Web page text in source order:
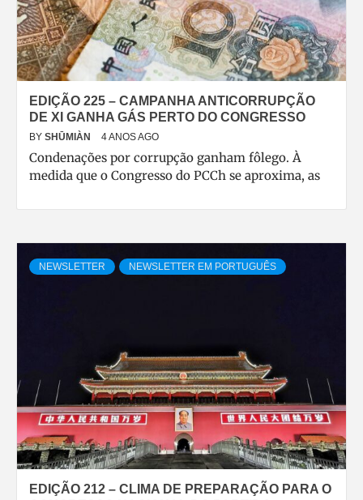
EDIÇÃO 225 – CAMPANHA ANTICORRUPÇÃO
DE XI GANHA GÁS PERTO DO CONGRESSO
BY SHŪMIÀN 4 ANOS AGO
Condenações por corrupção ganham fôlego. À
medida que o Congresso do PCCh se aproxima, as
NEWSLETTER NEWSLETTER EM PORTUGUÊS
EDIÇÃO 212 – CLIMA DE PREPARAÇÃO PARA O